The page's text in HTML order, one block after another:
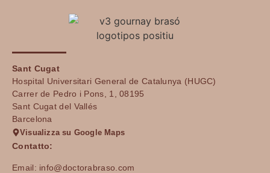
Sant Cugat
Hospital Universitari General de Catalunya (HUGC)
Carrer de Pedro i Pons, 1, 08195
Sant Cugat del Vallés
Barcelona
Visualizza su Google Maps
Contatto:
Email: info@doctorabraso.com